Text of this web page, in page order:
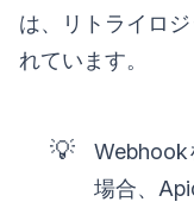
は、リトライロ
れています。
💡
Webhook
場合、